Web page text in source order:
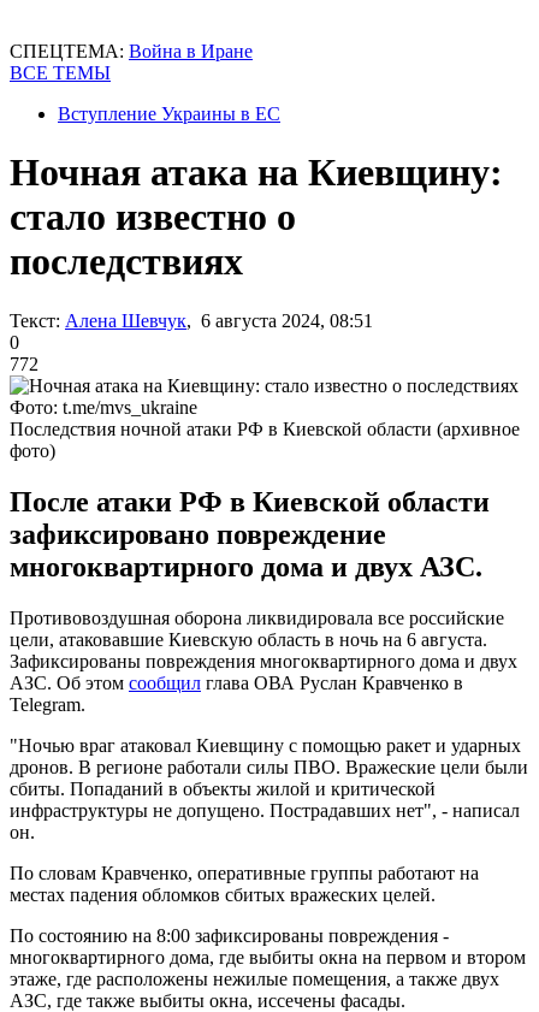
СПЕЦТЕМА: Война в Иране
ВСЕ ТЕМЫ
Вступление Украины в ЕС
Ночная атака на Киевщину:
стало известно о
последствиях
Текст: Алена Шевчук, 6 августа 2024, 08:51
0
772
Фото: t.me/mvs_ukraine
Последствия ночной атаки РФ в Киевской области (архивное
фото)
После атаки РФ в Киевской области
зафиксировано повреждение
многоквартирного дома и двух АЗС.
Противовоздушная оборона ликвидировала все российские
цели, атаковавшие Киевскую область в ночь на 6 августа.
Зафиксированы повреждения многоквартирного дома и двух
АЗС. Об этом сообщил глава ОВА Руслан Кравченко в
Telegram.
"Ночью враг атаковал Киевщину с помощью ракет и ударных
дронов. В регионе работали силы ПВО. Вражеские цели были
сбиты. Попаданий в объекты жилой и критической
инфраструктуры не допущено. Пострадавших нет", - написал
он.
По словам Кравченко, оперативные группы работают на
местах падения обломков сбитых вражеских целей.
По состоянию на 8:00 зафиксированы повреждения -
многоквартирного дома, где выбиты окна на первом и втором
этаже, где расположены нежилые помещения, а также двух
АЗС, где также выбиты окна, иссечены фасады.